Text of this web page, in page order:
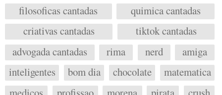
filosoficas cantadas
quimica cantadas
criativas cantadas
tiktok cantadas
advogada cantadas
rima nerd
amiga
inteligentes
bom dia chocolate
matematica